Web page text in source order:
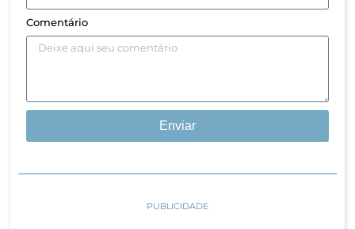
Comentário
Enviar
PUBLICIDADE